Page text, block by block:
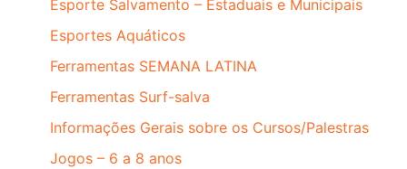
Esporte Salvamento – Estaduais e Municipais
Esportes Aquáticos
Ferramentas SEMANA LATINA
Ferramentas Surf-salva
Informações Gerais sobre os Cursos/Palestras
Jogos – 6 a 8 anos